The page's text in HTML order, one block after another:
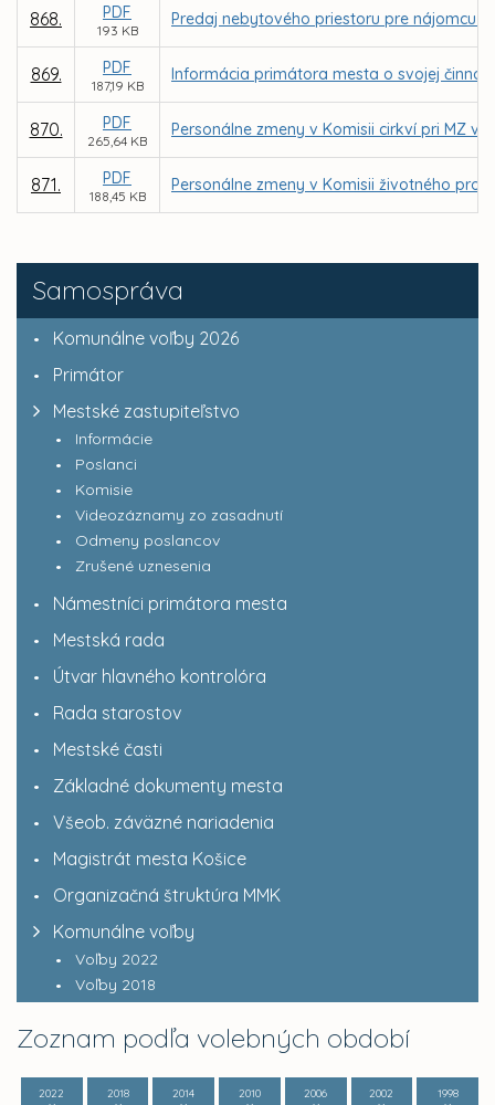
Samospráva
Komunálne voľby 2026
Primátor
Mestské zastupiteľstvo
Informácie
Poslanci
Komisie
Videozáznamy zo zasadnutí
Odmeny poslancov
Zrušené uznesenia
Námestníci primátora mesta
Mestská rada
Útvar hlavného kontrolóra
Rada starostov
Mestské časti
Základné dokumenty mesta
Všeob. záväzné nariadenia
Magistrát mesta Košice
Organizačná štruktúra MMK
Komunálne voľby
Voľby 2022
Voľby 2018
Zoznam podľa volebných období
2022
2018
2014
2010
2006
2002
1998
868. PDF
193 KB
Predaj nebytového priestoru pre nájomcu
869. PDF
187,19 KB
Informácia primátora mesta o svojej
870. PDF
265,64 KB
Personálne zmeny v Komisii cirkví pri MZ v
871. PDF
188,45 KB
Personálne zmeny v Komisii životného